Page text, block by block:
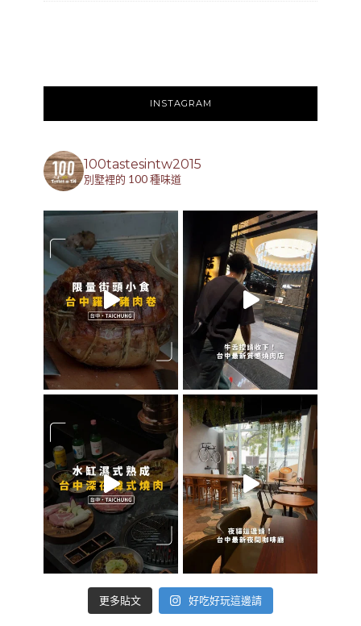
INSTAGRAM
100tastesintw2015
別墅裡的 100 種味道
更多貼文 好吃好玩這邊請